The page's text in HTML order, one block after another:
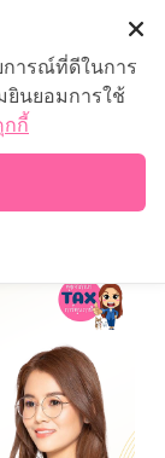
จดนิติ
การณ์ที่ดีในการ
ยินยอมการใช้
กกี้